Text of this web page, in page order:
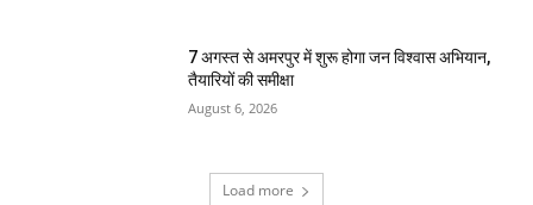
7 अगस्त से अमरपुर में शुरू होगा जन विश्वास अभियान,
तैयारियों की समीक्षा
August 6, 2026
Load more